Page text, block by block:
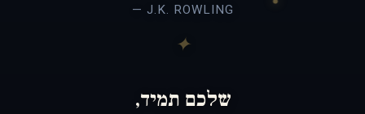
— J.K. ROWLING
שלכם תמיד,